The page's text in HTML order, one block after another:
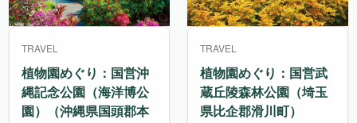
TRAVEL
植物園めぐり：国営沖
縄記念公園（海洋博公
園）（沖縄県国頭郡本
TRAVEL
植物園めぐり：国営武
蔵丘陵森林公園（埼玉
県比企郡滑川町）